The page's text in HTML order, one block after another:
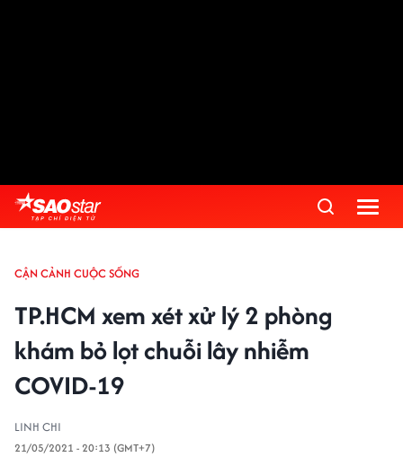
CẬN CẢNH CUỘC SỐNG
TP.HCM xem xét xử lý 2 phòng
khám bỏ lọt chuỗi lây nhiễm
COVID-19
LINH CHI
21/05/2021 - 20:13 (GMT+7)